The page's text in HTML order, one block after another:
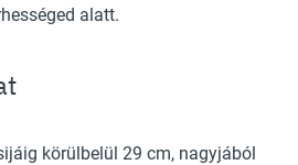
alatt.
körülbelül 29 cm, nagyjából